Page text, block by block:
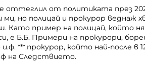
оттеглил от политиката през
ми, но полицай и прокурор веднаж
Като пример на полицай, който
е Б.Б. Примери на прокурори,
***.прокурор, който най-после в
на Следствието.